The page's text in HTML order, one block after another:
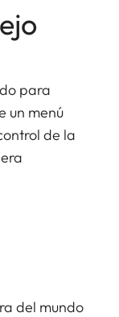
para
un menú
de la
del mundo